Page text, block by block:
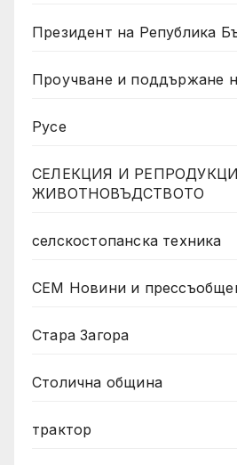
Президент на Република
Проучване и поддържане
Русе
СЕЛЕКЦИЯ И
ЖИВОТНОВЪДСТВОТО
селскостопанска техника
СЕМ Новини и
Стара Загора
Столична община
трактор